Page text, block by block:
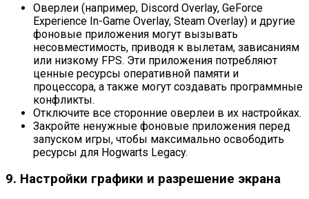
Оверлеи (например, Discord Overlay, GeForce
Experience In-Game Overlay, Steam Overlay) и другие
фоновые приложения могут вызывать
несовместимость, приводя к вылетам, зависаниям
или низкому FPS. Эти приложения потребляют
ценные ресурсы оперативной памяти и
процессора, а также могут создавать программные
конфликты.
Отключите все сторонние оверлеи в их настройках.
Закройте ненужные фоновые приложения перед
запуском игры, чтобы максимально освободить
ресурсы для Hogwarts Legacy.
9. Настройки графики и разрешение экрана